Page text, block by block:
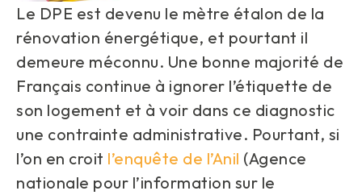
Le DPE est devenu le mètre étalon de la
rénovation énergétique, et pourtant il
demeure méconnu. Une bonne majorité de
Français continue à ignorer l’étiquette de
son logement et à voir dans ce diagnostic
une contrainte administrative. Pourtant, si
l’on en croit l’enquête de l’Anil (Agence
nationale pour l’information sur le